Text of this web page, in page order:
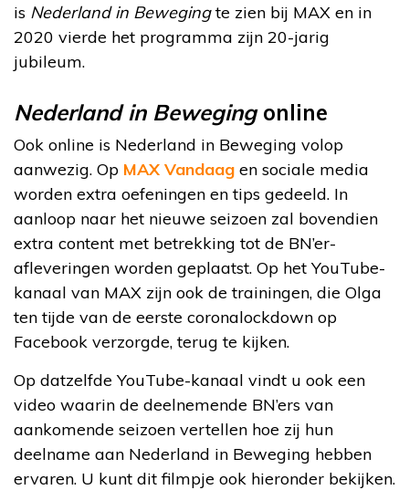
is Nederland in Bewegingte zien bij MAX en in
2020 vierde het programma zijn 20-jarig
jubileum.
Nederland in Bewegingonline
Ook online is Nederland in Beweging volop
aanwezig. Op MAX Vandaag en sociale media
worden extra oefeningen en tips gedeeld. In
aanloop naar het nieuwe seizoen zal bovendien
extra content met betrekking tot de BN’er-
afleveringen worden geplaatst. Op het YouTube-
kanaal van MAX zijn ook de trainingen, die Olga
ten tijde van de eerste coronalockdown op
Facebook verzorgde, terug te kijken.
Op datzelfde YouTube-kanaal vindt u ook een
video waarin de deelnemende BN’ers van
aankomende seizoen vertellen hoe zij hun
deelname aan Nederland in Beweging hebben
ervaren. U kunt dit filmpje ook hieronder bekijken.